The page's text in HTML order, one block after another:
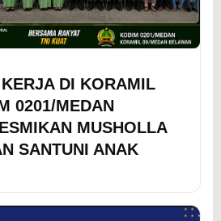
DI KORAMIL
0201/MEDAN
MUSHOLLA
SANTUNI ANAK